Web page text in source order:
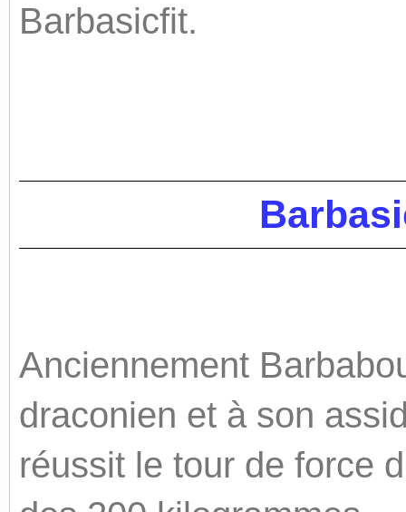
Barbasicfit.
Anciennement
draconien et à son
réussit le tour de force